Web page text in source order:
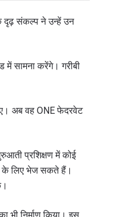
दृढ़ संकल्प ने उन्हें उन
में सामना करेंगे। गरीबी
अब वह ONE फेदरवेट
प्रशिक्षण में कोई
के लिए भेज सकते हैं।